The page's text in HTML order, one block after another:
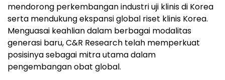
mendorong perkembangan industri uji klinis di Korea
serta mendukung ekspansi global riset klinis Korea.
Menguasai keahlian dalam berbagai modalitas
generasi baru, C&R Research telah memperkuat
posisinya sebagai mitra utama dalam
pengembangan obat global.